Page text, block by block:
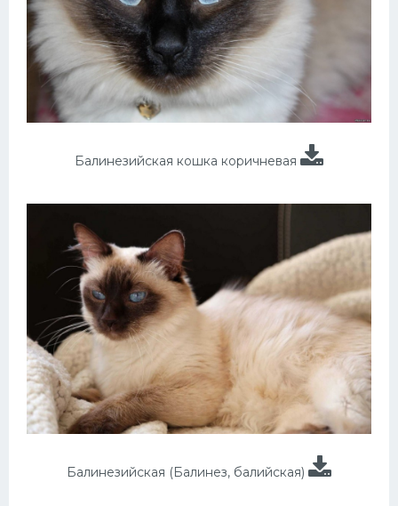
Балинезийская кошка коричневая
Балинезийская (Балинез, балийская)